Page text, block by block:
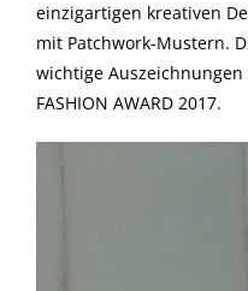
einzigartigen kreativen
mit Patchwork-Mustern.
wichtige
FASHION AWARD 2017.